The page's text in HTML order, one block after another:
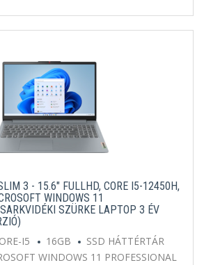
3 - 15.6" FULLHD, CORE I5-12450H,
WINDOWS 11
SZÜRKE LAPTOP 3 ÉV
I5 16GB
SSD HÁTTÉRTÁR
WINDOWS 11 PROFESSIONAL